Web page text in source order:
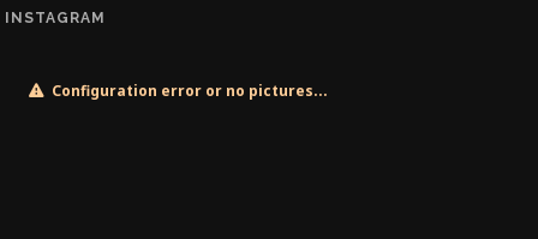
INSTAGRAM
Configuration error or no pictures...